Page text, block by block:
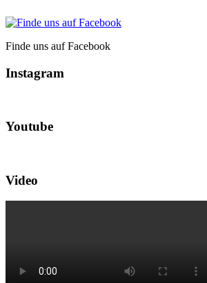
Finde uns auf Facebook
Instagram
Youtube
Video